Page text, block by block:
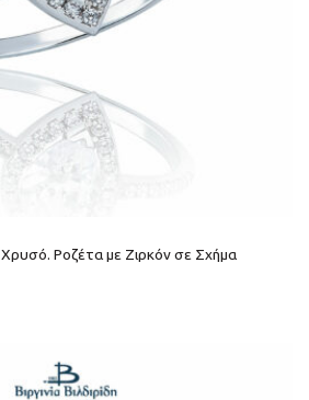
Ροζέτα με Ζιρκόν σε Σχήμα